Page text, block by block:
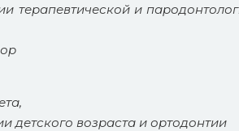
терапевтической и
детского возраста и ортодонтии